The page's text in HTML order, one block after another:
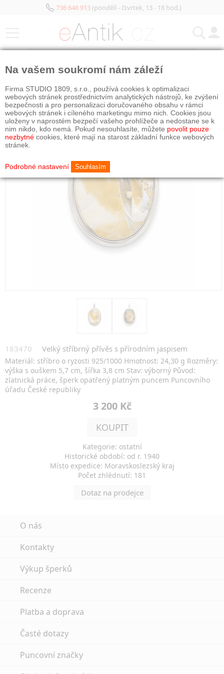
736 646 913(pondělí - čtvrtek, 13 - 18 hod.)
183470 Velký stříbrný přívěs s přírodním jaspisem
Materiál: stříbro o ryzosti 925/1000 Hmotnost: 24,30 g Rozměry:
výška s ouškem 5,7 cm, šířka 3,8 cm Stav: výborný Původ:
zlatnická práce, šperk opatřený platným puncem Puncovního
úřadu České republiky
3 200 Kč
KOUPIT
Kategorie: ostatní
Historické období: od r. 1940
Místo expedice: Moravskoslezský kraj
Počet zhlédnutí: 181
Dotaz na prodejce
O nás
Kontakty
Výkup šperků
Recenze
Platba a doprava
Časté dotazy
Puncovní značky
Na vašem soukromí nám záleží
Firma STUDIO 1809, s.r.o., používá cookies k optimalizaci
webových stránek prostřednictvím analytických nástrojů, ke zvýšení
bezpečnosti a pro personalizaci doručovaného obsahu v rámci
webových stránek i cíleného marketingu mimo nich. Cookies jsou
uloženy v naprostém bezpečí vašeho prohlížeče a nedostane se k
nim nikdo, kdo nemá. Pokud nesouhlasíte, můžete povolit pouze
nezbytné cookies, které mají na starost základní funkce webových
stránek.
Podrobné nastavení Souhlasím